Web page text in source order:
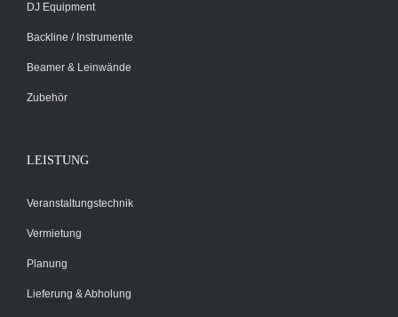
DJ Equipment
Backline / Instrumente
Beamer & Leinwände
Zubehör
LEISTUNG
Veranstaltungstechnik
Vermietung
Planung
Lieferung & Abholung